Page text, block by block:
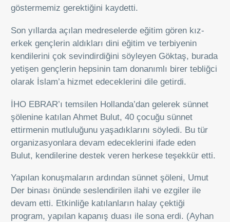
göstermemiz gerektiğini kaydetti.
Son yıllarda açılan medreselerde eğitim gören kız-
erkek gençlerin aldıkları dini eğitim ve terbiyenin
kendilerini çok sevindirdiğini söyleyen Göktaş, burada
yetişen gençlerin hepsinin tam donanımlı birer tebliğci
olarak İslam’a hizmet edeceklerini dile getirdi.
İHO EBRAR’ı temsilen Hollanda’dan gelerek sünnet
şölenine katılan Ahmet Bulut, 40 çocuğu sünnet
ettirmenin mutluluğunu yaşadıklarını söyledi. Bu tür
organizasyonlara devam edeceklerini ifade eden
Bulut, kendilerine destek veren herkese teşekkür etti.
Yapılan konuşmaların ardından sünnet şöleni, Umut
Der binası önünde seslendirilen ilahi ve ezgiler ile
devam etti. Etkinliğe katılanların halay çektiği
program, yapılan kapanış duası ile sona erdi. (Ayhan